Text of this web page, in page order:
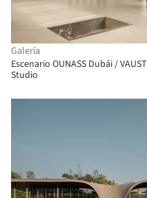
Galería
Escenario OUNASS Dubái / VAUST
Studio